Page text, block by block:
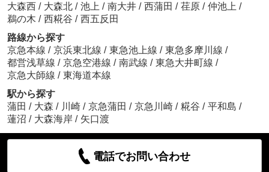
大森西 / 大森北 / 池上 / 南大井 / 西蒲田 / 荏原 / 仲池上 /
鵜の木 / 西糀谷 / 西五反田
路線から探す
京急本線 / 京浜東北線 / 東急池上線 / 東急多摩川線 /
都営浅草線 / 京急空港線 / 南武線 / 東急大井町線 /
京急大師線 / 東海道本線
駅から探す
蒲田 / 大森 / 川崎 / 京急蒲田 / 京急川崎 / 糀谷 / 平和島 /
蓮沼 / 大森海岸 / 矢口渡
電話でお問い合わせ